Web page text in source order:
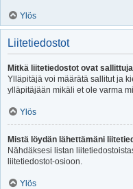
Ylös
Liitetiedostot
Mitkä liitetiedostot ovat
Ylläpitäjä voi määrätä sallitut ja
ylläpitäjään mikäli et ole varma
Ylös
Mistä löydän lähettämäni
Nähdäksesi listan
liitetiedostot-osioon.
Ylös